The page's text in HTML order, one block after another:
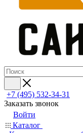
+7 (495) 532‑34‑31
Заказать звонок
Войти
Каталог